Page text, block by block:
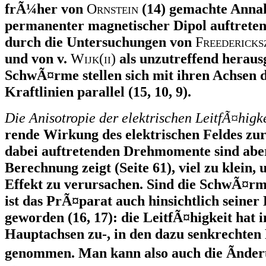
frÃ¼her von Ornstein (14) gemachte
permanenter magnetischer Dipol
durch die Untersuchungen von F
und von v. Wijk(ii) als unzutreffend
SchwÃ¤rme stellen sich mit ihren Achsen
Kraftlinien parallel (15, 10, 9).
Die Anisotropie der elektrischen
rende Wirkung des elektrischen Feldes
dabei auftretenden Drehmomente sind
Berechnung zeigt (Seite 61), viel zu klein,
Effekt zu verursachen. Sind die
ist das PrÃ¤parat auch hinsichtlich
geworden (16, 17): die LeitfÃ¤higkeit hat
Hauptachsen zu-, in den dazu
genommen. Man kann also auch die